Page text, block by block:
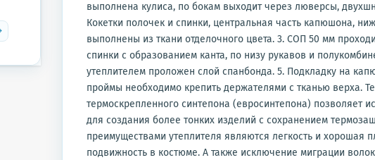
выполнена кулиса, по бокам выходит через люверсы,
Кокетки полочек и спинки, центральная часть капюшона,
выполнены из ткани отделочного цвета. 3. СОП 50 мм
спинки с образованием канта, по низу рукавов и
утеплителем проложен слой спанбонда. 5. Подкладку на
проймы необходимо крепить держателями с тканью верха.
термоскрепленного синтепона (евросинтепона) позволяет
для создания более тонких изделий с сохранением
преимуществами утеплителя являются легкость и хорошая
подвижность в костюме. А также исключение миграции